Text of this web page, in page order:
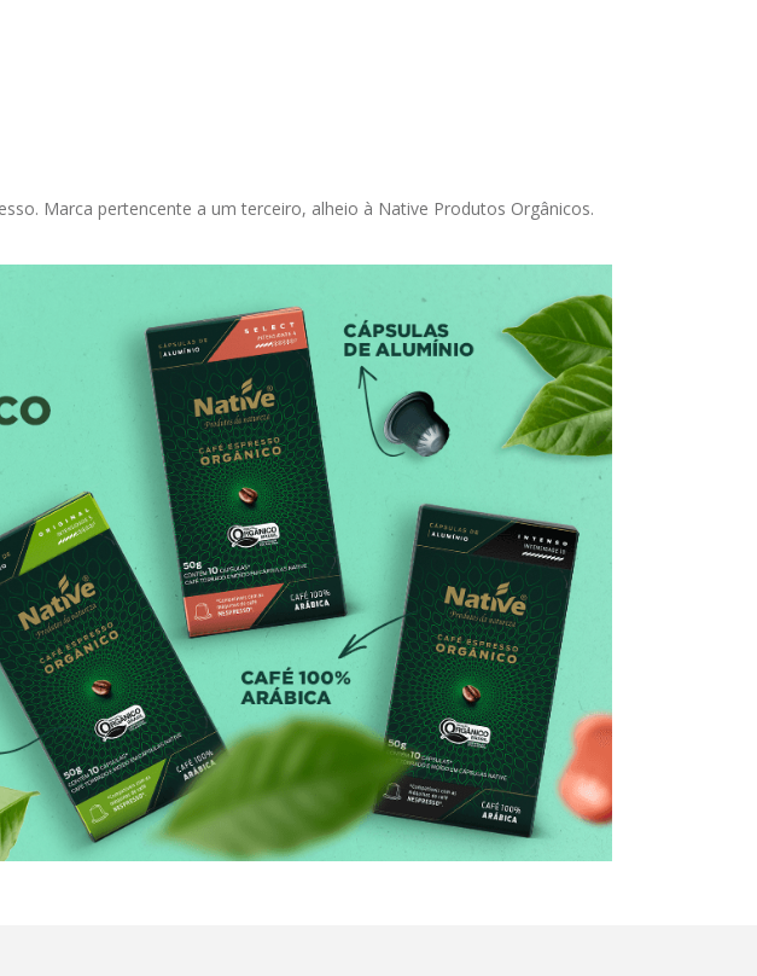
Marca pertencente a um terceiro, alheio à Native Produtos Orgânicos.